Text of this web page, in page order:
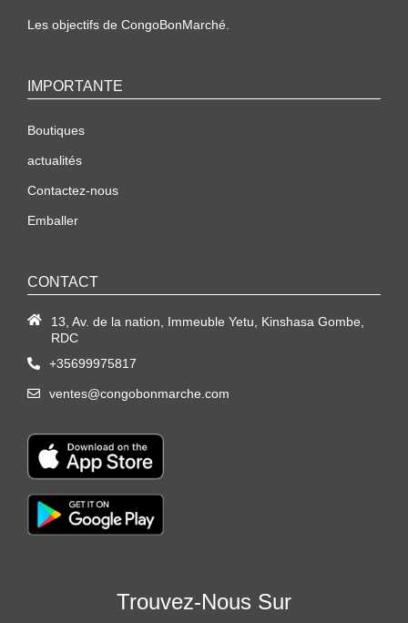
Les objectifs de CongoBonMarché.
IMPORTANTE
Boutiques
actualités
Contactez-nous
Emballer
CONTACT
13, Av. de la nation, Immeuble Yetu, Kinshasa Gombe,
RDC
+35699975817
ventes@congobonmarche.com
Trouvez-Nous Sur